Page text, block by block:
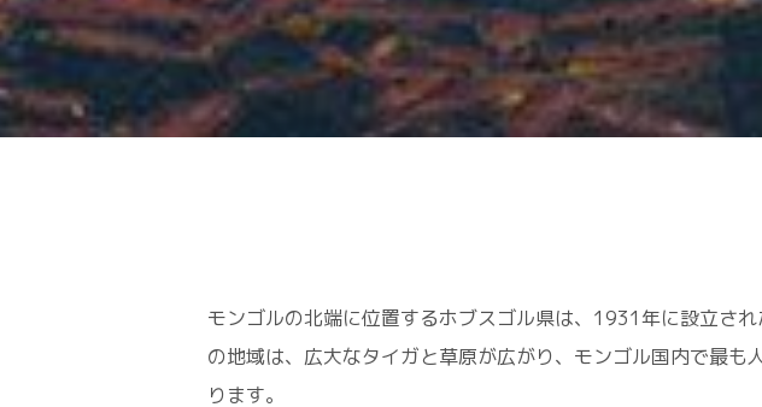
モンゴルの北端に位置するホブスゴル県は、1931年に設立さ
の地域は、広大なタイガと草原が広がり、モンゴル国内で最
ります。